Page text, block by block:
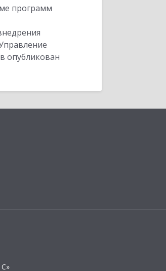
программ
опубликован